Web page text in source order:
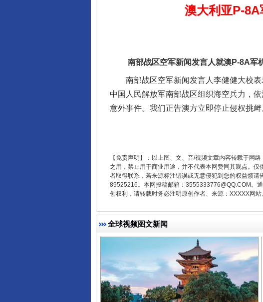
澳大利亚P-
南部战区空军新闻发言人就澳P-8A军
南部战区空军新闻发言人李健健大校表
中国人民解放军南部战区组织海空兵力，
意外事件。我们正告澳方立即停止侵权挑
【免责声明】：以上图、文、音/视频文章内容转载于网
之用，禁止用于商业用途，并不代表本网赞同其观点。
者取得联系，若来源标注错误或无意侵犯到您的权益烦
89525216。本网投稿邮箱：3555333776@QQ.COM。
创权利，请转载时务必注明原创作者、来源：XXXXX网站
全球视频图文新闻
东山县通报“牛蛙产品抗生素超标问题”
千年窑火 生生不息